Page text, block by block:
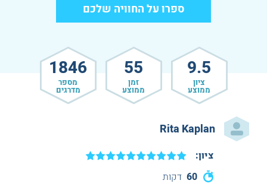
ספרו על החוויה שלכם
Rita Kaplan
60 דקות
ציון:
9.5
ציון
ממוצע
55
זמן
ממוצע
1846
מספר
מדרגים